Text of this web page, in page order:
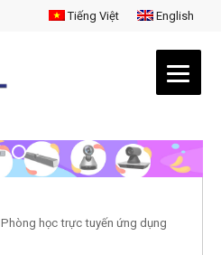
Tiếng Việt English
Phòng học trực tuyến ứng dụng